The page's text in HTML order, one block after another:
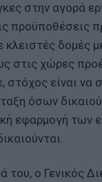
στην αγορά
προϋποθέσεις
δομές
στις χώρες
είναι να
όσων
εφαρμογή των
του, ο Γενικός